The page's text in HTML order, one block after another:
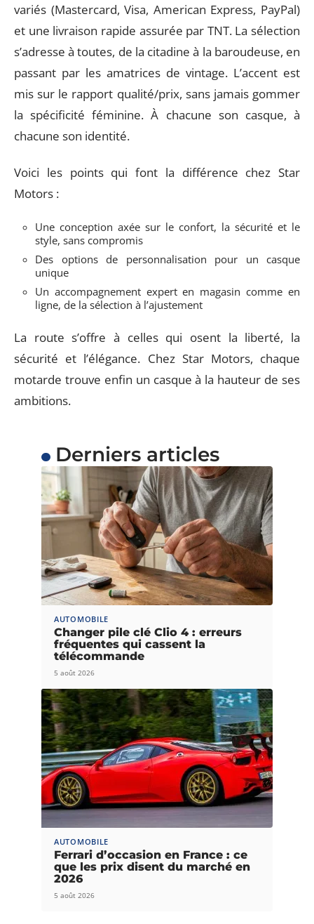
variés (Mastercard, Visa, American Express, PayPal)
et une livraison rapide assurée par TNT. La sélection
s’adresse à toutes, de la citadine à la baroudeuse, en
passant par les amatrices de vintage. L’accent est
mis sur le rapport qualité/prix, sans jamais gommer
la spécificité féminine. À chacune son casque, à
chacune son identité.
Voici les points qui font la différence chez Star
Motors :
Une conception axée sur le confort, la sécurité et le
style, sans compromis
Des options de personnalisation pour un casque
unique
Un accompagnement expert en magasin comme en
ligne, de la sélection à l’ajustement
La route s’offre à celles qui osent la liberté, la
sécurité et l’élégance. Chez Star Motors, chaque
motarde trouve enfin un casque à la hauteur de ses
ambitions.
Derniers articles
AUTOMOBILE
Changer pile clé Clio 4 : erreurs
fréquentes qui cassent la
télécommande
5 août 2026
AUTOMOBILE
Ferrari d’occasion en France : ce
que les prix disent du marché en
2026
5 août 2026